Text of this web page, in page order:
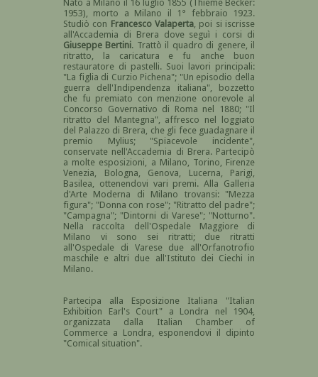
Nato a Milano il 16 luglio 1855 (Thieme Becker:
1953), morto a Milano il 1° febbraio 1923.
Studiò con Francesco Valaperta, poi si iscrisse
all'Accademia di Brera dove seguì i corsi di
Giuseppe Bertini. Trattò il quadro di genere, il
ritratto, la caricatura e fu anche buon
restauratore di pastelli. Suoi lavori principali:
"La figlia di Curzio Pichena"; "Un episodio della
guerra dell'Indipendenza italiana", bozzetto
che fu premiato con menzione onorevole al
Concorso Governativo di Roma nel 1880; "Il
ritratto del Mantegna", affresco nel loggiato
del Palazzo di Brera, che gli fece guadagnare il
premio Mylius; "Spiacevole incidente",
conservate nell'Accademia di Brera. Partecipò
a molte esposizioni, a Milano, Torino, Firenze
Venezia, Bologna, Genova, Lucerna, Parigi,
Basilea, ottenendovi vari premi. Alla Galleria
d'Arte Moderna di Milano trovansi: "Mezza
figura"; "Donna con rose"; "Ritratto del padre";
"Campagna"; "Dintorni di Varese"; "Notturno".
Nella raccolta dell'Ospedale Maggiore di
Milano vi sono sei ritratti; due ritratti
all'Ospedale di Varese due all'Orfanotrofio
maschile e altri due all'Istituto dei Ciechi in
Milano.
Partecipa alla Esposizione Italiana "Italian
Exhibition Earl's Court" a Londra nel 1904,
organizzata dalla Italian Chamber of
Commerce a Londra, esponendovi il dipinto
"Comical situation".